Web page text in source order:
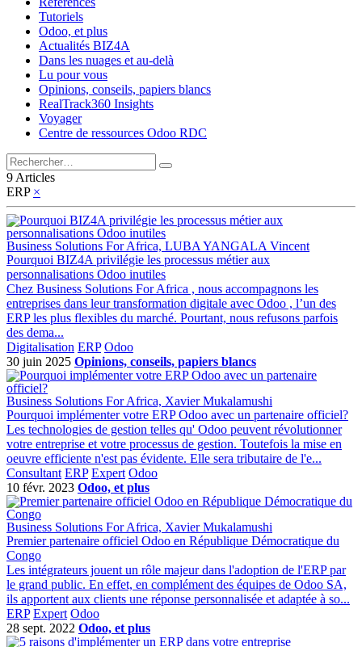
Tutoriels
Odoo, et plus
Actualités BIZ4A
Dans les nuages et au-delà
Lu pour vous
Opinions, conseils, papiers blancs
RealTrack360 Insights
Voyager
Centre de ressources Odoo RDC
9 Articles
ERP ×
Business Solutions For Africa, LUBA YANGALA Vincent
Pourquoi BIZ4A privilégie les processus métier aux
personnalisations Odoo inutiles
Chez Business Solutions For Africa , nous accompagnons les
entreprises dans leur transformation digitale avec Odoo , l’un des
ERP les plus flexibles du marché. Pourtant, nous refusons parfois
des dema...
Digitalisation ERP Odoo
30 juin 2025 Opinions, conseils, papiers blancs
Business Solutions For Africa, Xavier Mukalamushi
Pourquoi implémenter votre ERP Odoo avec un partenaire officiel?
Les technologies de gestion telles qu' Odoo peuvent révolutionner
votre entreprise et votre processus de gestion. Toutefois la mise en
oeuvre efficiente n'est pas évidente. Elle sera tributaire de l'e...
Consultant ERP Expert Odoo
10 févr. 2023 Odoo, et plus
Business Solutions For Africa, Xavier Mukalamushi
Premier partenaire officiel Odoo en République Démocratique du
Congo
Les intégrateurs jouent un rôle majeur dans l'adoption de l'ERP par
le grand public. En effet, en complément des équipes de Odoo SA,
ils apportent aux clients une réponse personnalisée et adaptée à so...
ERP Expert Odoo
28 sept. 2022 Odoo, et plus